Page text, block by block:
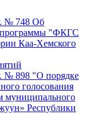
№ 748 Об
программы "ФКГС
Каа-Хемского
№ 898 "О порядке
голосования
муниципального
Республики